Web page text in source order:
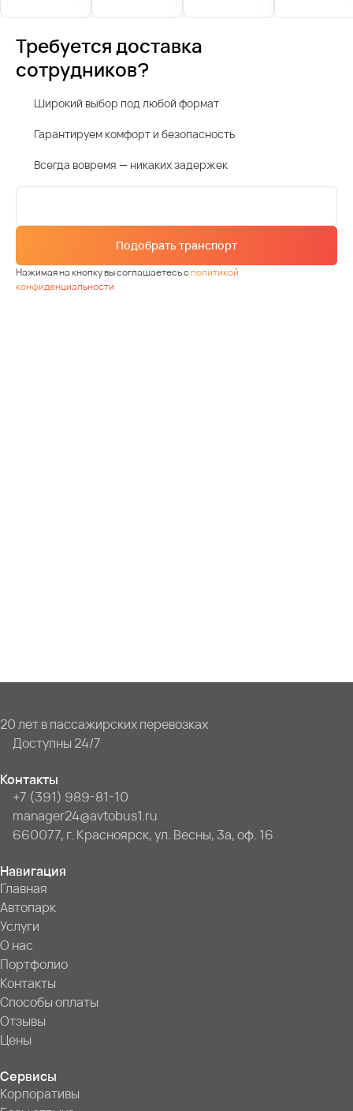
Требуется доставка
сотрудников?
Широкий выбор под любой формат
Гарантируем комфорт и безопасность
Всегда вовремя — никаких задержек
Подобрать транспорт
Нажимая на кнопку вы соглашаетесь сполитикой
конфиденциальности
20 лет в пассажирских перевозках
Доступны 24/7
Контакты
+7 (391) 989-81-10
manager24@avtobus1.ru
660077, г. Красноярск, ул. Весны, 3а, оф. 16
Навигация
Главная
Автопарк
Услуги
О нас
Портфолио
Контакты
Способы оплаты
Отзывы
Цены
Сервисы
Корпоративы